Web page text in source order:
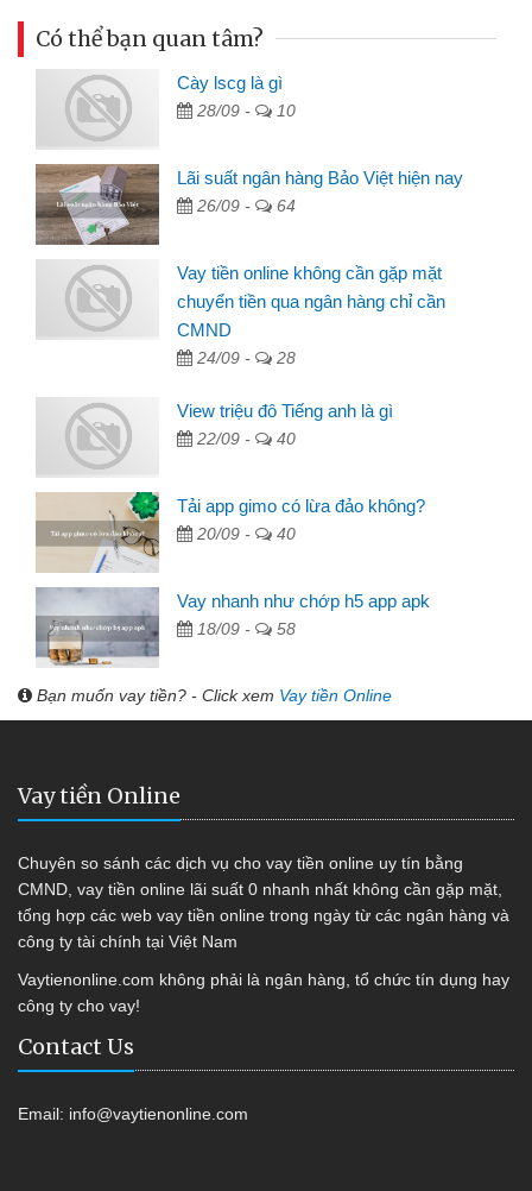
Có thể bạn quan tâm?
Cày lscg là gì
28/09 - 10
Lãi suất ngân hàng Bảo Việt hiện nay
26/09 - 64
Vay tiền online không cần gặp mặt
chuyển tiền qua ngân hàng chỉ cần
CMND
24/09 - 28
View triệu đô Tiếng anh là gì
22/09 - 40
Tải app gimo có lừa đảo không?
20/09 - 40
Vay nhanh như chớp h5 app apk
18/09 - 58
Bạn muốn vay tiền? - Click xem Vay tiền Online
Vay tiền Online
Chuyên so sánh các dịch vụ cho vay tiền online uy tín bằng
CMND, vay tiền online lãi suất 0 nhanh nhất không cần gặp mặt,
tổng hợp các web vay tiền online trong ngày từ các ngân hàng và
công ty tài chính tại Việt Nam
Vaytienonline.com không phải là ngân hàng, tổ chức tín dụng hay
công ty cho vay!
Contact Us
Email: info@vaytienonline.com